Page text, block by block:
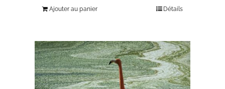
Ajouter au panier Détails